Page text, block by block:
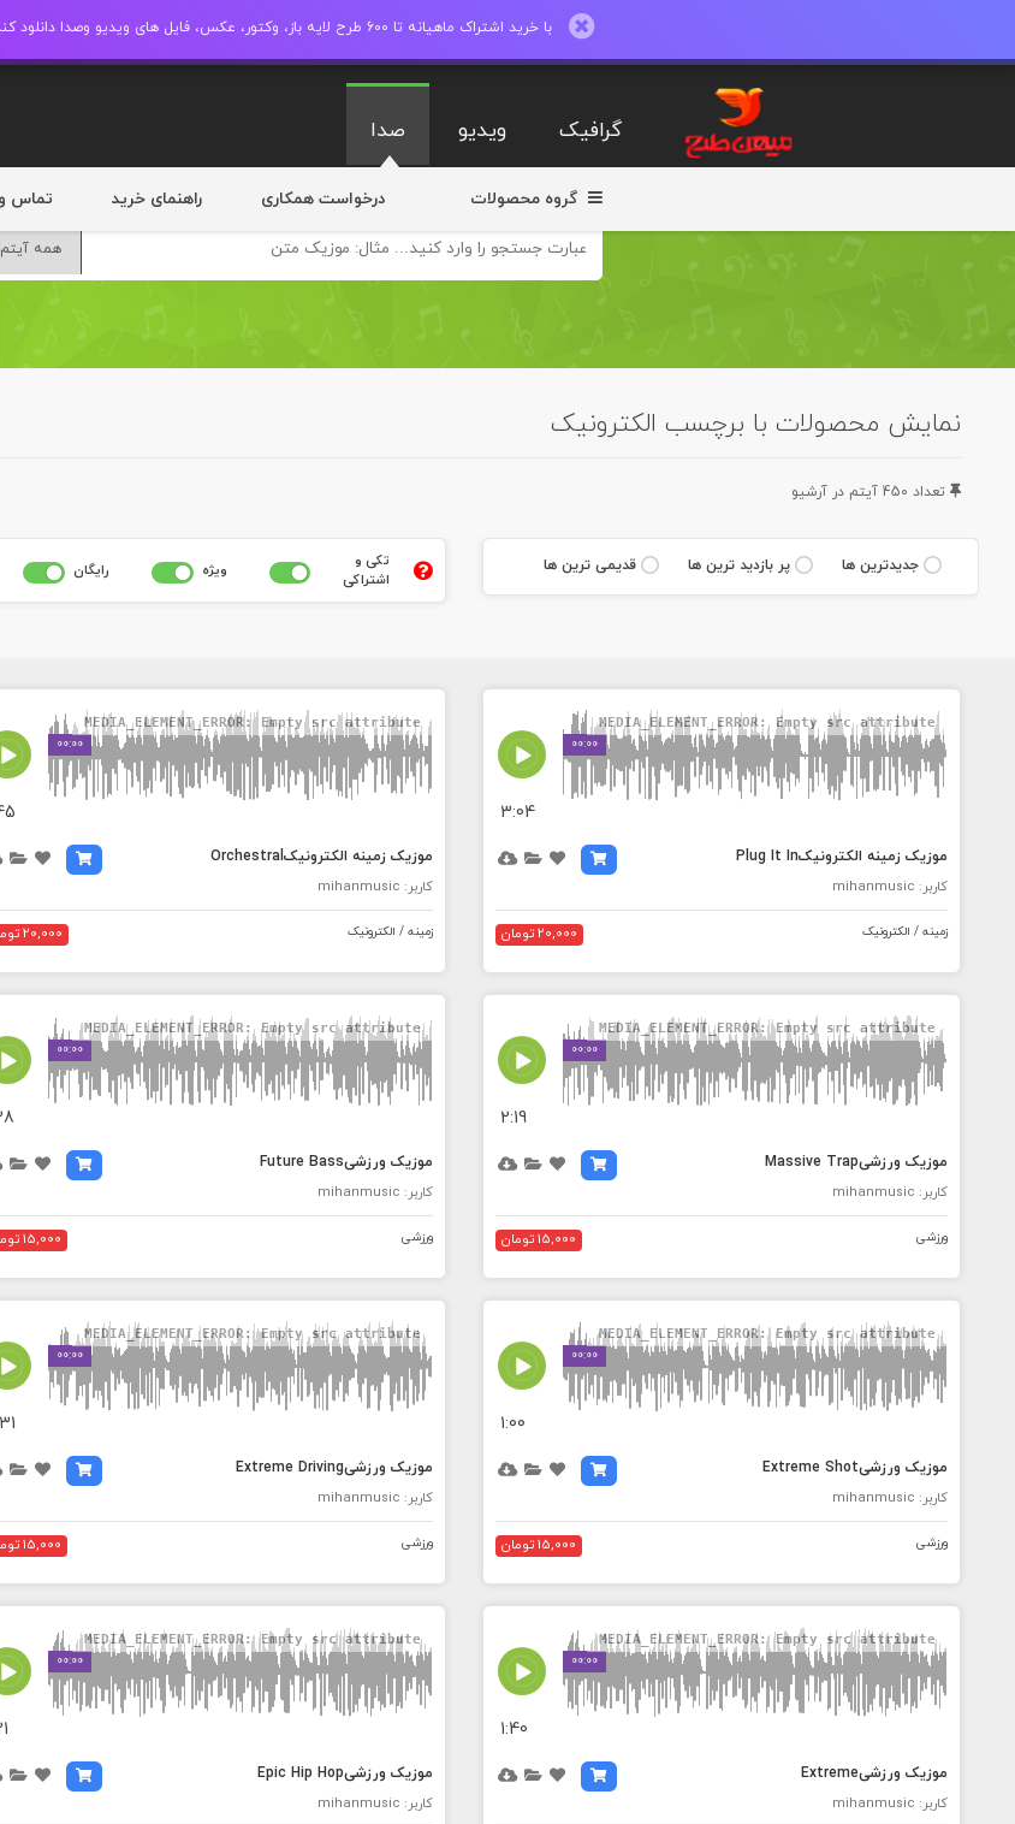
با خرید اشتراک ماهیانه تا 600 طرح لایه باز، وکتور، عکس، فایل های ویدیو وصدا دانلود کنید.
گرافیک ویدیو صدا
گروه محصولات درخواست همکاری راهنمای خرید تماس
نمایش محصولات با برچسب الکترونیک
تعداد 450 آيتم در آرشيو
جديدترين ها پر بازديد ترين ها قديمی ترين ها
تکی و
اشتراکی
ويژه رايگان
00:00
MEDIA_ELEMENT_ERROR: Empty src attribute
3:04
موزیک زمینه الکترونیکPlug It In
کاربر: mihanmusic
زمینه / الکترونیک 20,000 تومان
00:00
MEDIA_ELEMENT_ERROR: Empty src attribute
موزیک زمینه الکترونیکOrchestral
کاربر: mihanmusic
زمینه / الکترونیک 20,000 تومان
00:00
MEDIA_ELEMENT_ERROR: Empty src attribute
2:19
موزیک ورزشیMassive Trap
کاربر: mihanmusic
ورزشی 15,000 تومان
00:00
MEDIA_ELEMENT_ERROR: Empty src attribute
موزیک ورزشیFuture Bass
کاربر: mihanmusic
ورزشی 15,000 تومان
00:00
MEDIA_ELEMENT_ERROR: Empty src attribute
1:00
موزیک ورزشیExtreme Shot
کاربر: mihanmusic
ورزشی 15,000 تومان
00:00
MEDIA_ELEMENT_ERROR: Empty src attribute
موزیک ورزشیExtreme Driving
کاربر: mihanmusic
ورزشی 15,000 تومان
00:00
MEDIA_ELEMENT_ERROR: Empty src attribute
1:40
موزیک ورزشیExtreme
کاربر: mihanmusic
00:00
MEDIA_ELEMENT_ERROR: Empty src attribute
موزیک ورزشیEpic Hip Hop
کاربر: mihanmusic